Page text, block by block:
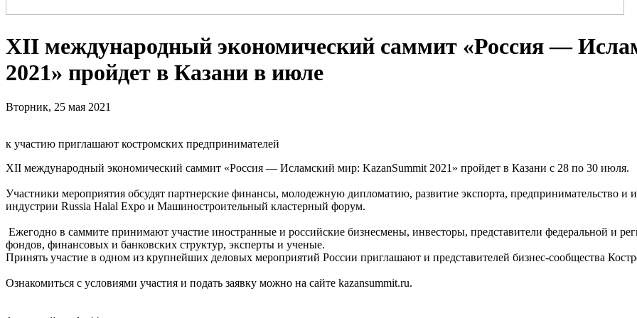
XII международный экономический саммит «Россия —
2021» пройдет в Казани в июле
Вторник, 25 мая 2021
к участию приглашают костромских предпринимателей
XII международный экономический саммит «Россия — Исламский мир: KazanSummit 2021» пройдет в Казани с 28 по 30 июля.
Участники мероприятия обсудят партнерские финансы, молодежную дипломатию, развитие экспорта, предпринимательство и
индустрии Russia Halal Expo и Машиностроительный кластерный форум.
Ежегодно в саммите принимают участие иностранные и российские бизнесмены, инвесторы, представители федеральной и
фондов, финансовых и банковских структур, эксперты и ученые.
Принять участие в одном из крупнейших деловых мероприятий России приглашают и представителей бизнес-сообщества
Ознакомиться с условиями участия и подать заявку можно на сайте kazansummit.ru.